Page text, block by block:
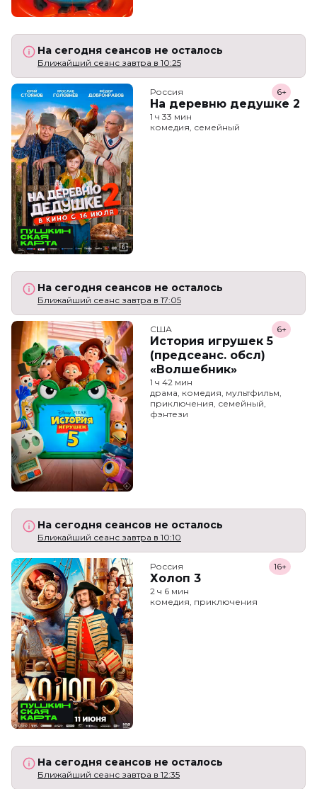
На сегодня сеансов не осталось
Ближайший сеанс завтра в 10:25
Россия
На деревню дедушке 2
6+
1 ч 33 мин
комедия, семейный
На сегодня сеансов не осталось
Ближайший сеанс завтра в 17:05
США
История игрушек 5
(предсеанс. обсл)
«Волшебник»
6+
1 ч 42 мин
драма, комедия, мультфильм,
приключения, семейный,
фэнтези
На сегодня сеансов не осталось
Ближайший сеанс завтра в 10:10
Россия
Холоп 3
16+
2 ч 6 мин
комедия, приключения
На сегодня сеансов не осталось
Ближайший сеанс завтра в 12:35